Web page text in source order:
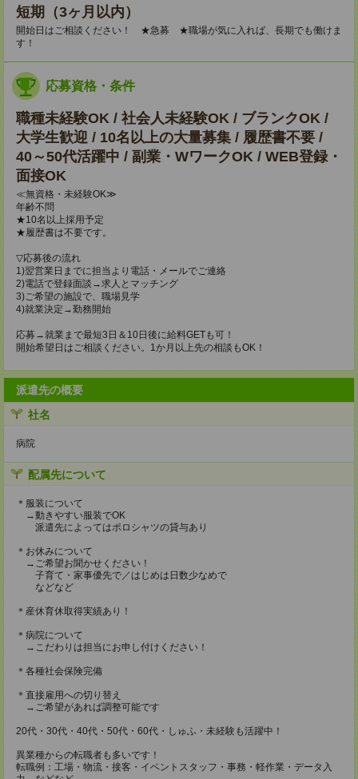
短期（3ヶ月以内）
開始日はご相談ください！ ★急募 ★職場が気に入れば、長期でも働けま
す！
応募資格・条件
職種未経験OK / 社会人未経験OK / ブランクOK /
大学生歓迎 / 10名以上の大量募集 / 履歴書不要 /
40～50代活躍中 / 副業・WワークOK / WEB登録・
面接OK
≪無資格・未経験OK≫
年齢不問
★10名以上採用予定
★履歴書は不要です。
▽応募後の流れ
1)翌営業日までに担当より電話・メールでご連絡
2)電話で登録面談→求人とマッチング
3)ご希望の施設で、職場見学
4)就業決定→勤務開始
応募→就業まで最短3日＆10日後に給料GETも可！
開始希望日はご相談ください。1か月以上先の相談もOK！
派遣先の概要
社名
病院
配属先について
＊服装について
→動きやすい服装でOK
派遣先によってはポロシャツの貸与あり
＊お休みについて
→ご希望お聞かせください！
子育て・家事優先で／はじめは日数少なめで
などなど
＊産休育休取得実績あり！
＊病院について
→こだわりは担当にお申し付けください！
＊各種社会保険完備
＊直接雇用への切り替え
→ご希望があれば調整可能です
20代・30代・40代・50代・60代・しゅふ・未経験も活躍中！
異業種からの転職者も多いです！
転職例：工場・物流・接客・イベントスタッフ・事務・軽作業・データ入